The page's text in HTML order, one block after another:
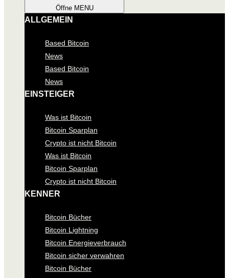
Öffne MENU
ALLGEMEIN
Based Bitcoin
News
Based Bitcoin
News
EINSTEIGER
Was ist Bitcoin
Bitcoin Sparplan
Crypto ist nicht Bitcoin
Was ist Bitcoin
Bitcoin Sparplan
Crypto ist nicht Bitcoin
KENNER
Bitcoin Bücher
Bitcoin Lightning
Bitcoin Energieverbrauch
Bitcoin sicher verwahren
Bitcoin Bücher